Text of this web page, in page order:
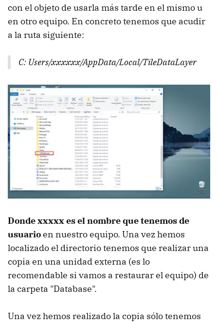
con el objeto de usarla más tarde en el mismo u
en otro equipo. En concreto tenemos que acudir
a la ruta siguiente:
C: Users/xxxxxx/AppData/Local/TileDataLayer
Donde xxxxx es el nombre que tenemos de
usuarioen nuestro equipo. Una vez hemos
localizado el directorio tenemos que realizar una
copia en una unidad externa (es lo
recomendable si vamos a restaurar el equipo) de
la carpeta "Database".
Una vez hemos realizado la copia sólo tenemos